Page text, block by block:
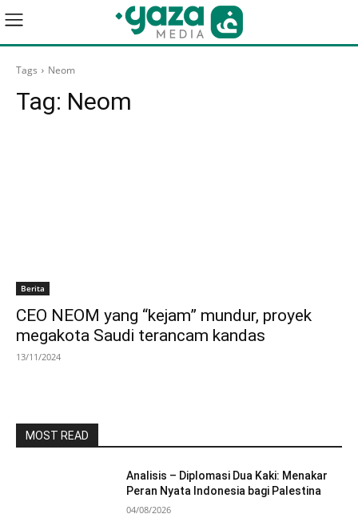
Tags Neom
Tag: Neom
Berita
CEO NEOM yang “kejam” mundur, proyek
megakota Saudi terancam kandas
13/11/2024
MOST READ
Analisis – Diplomasi Dua Kaki: Menakar
Peran Nyata Indonesia bagi Palestina
04/08/2026